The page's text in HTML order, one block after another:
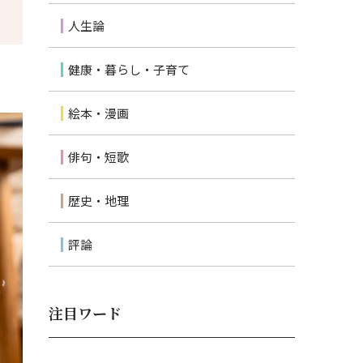
人生論
健康・暮らし・子育て
絵本・漫画
俳句・短歌
歴史・地理
評論
注目ワード